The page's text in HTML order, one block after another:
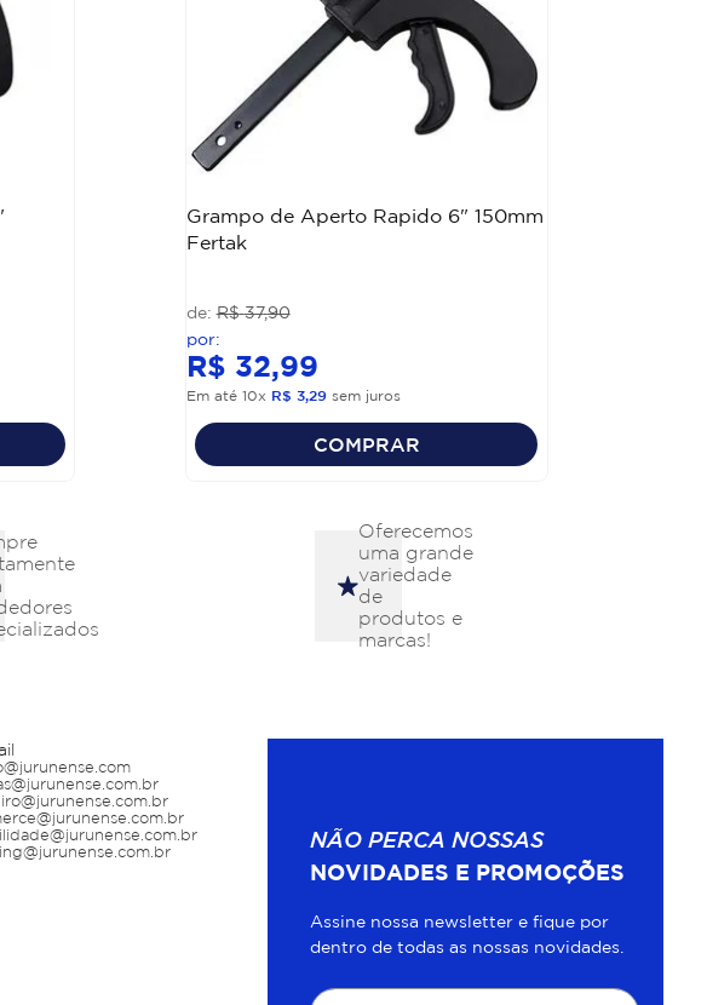
Grampo de Aperto Rapido 6" 150mm
Fertak
R$ 37,90
R$ 32,99
Em até 10x R$ 3,29sem juros
COMPRAR
Oferecemos
uma grande
variedade
de
produtos e
marcas!
NÃO PERCA NOSSAS
NOVIDADES E PROMOÇÕES
Assine nossa newsletter e fique por
dentro de todas as nossas novidades.